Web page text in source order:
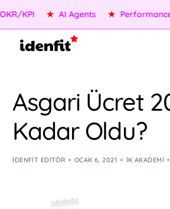
KPI ★ AI Agents ★ Performance
Asgari Ücret
Kadar Oldu?
IDENFIT EDITÖR OCAK 6, 2021 İK AKADEMI